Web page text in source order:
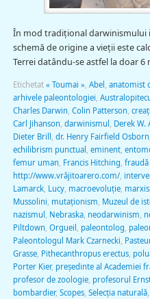
În mod tradiţional darwinismului
schemă de origine a vieţii este
Terrei datându-se astfel la doar 6
Etichetat « Toumai » Abel anatomist
arhivele paleontologiei
Charles Darwin Colin Patterson
Carl Jihanson darwinismul Derek W.
Dieter Brill
dr. Henry Fairfield Osborn
echilibrism punctual eminent,
femur uman Francis Hitching
http://www.vrăjitoarero.com/,
Lamarck, Lucy, macroevoluţie,
Mussolini mutaţionism Muzeul de
nazismul
Nebraska, neodarwinism
Piltdown Orgueil paleontolog
Paleontologul Mark Czarnecki Pasteur
Grasse, Pithecanthropus erectus,
Porter Kier, preşedinte al Academiei
profesor de zoologie, profesorul
bombardier, Scopes, Selecţia naturală,